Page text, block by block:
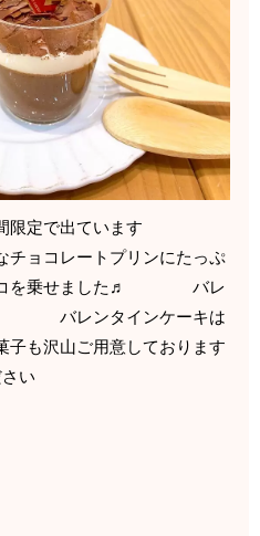
限定で出ています
レートプリンにたっぷ
ョコを乗せました♬ バレ
ぞ バレンタインケーキは
子も沢山ご用意しております
ださい